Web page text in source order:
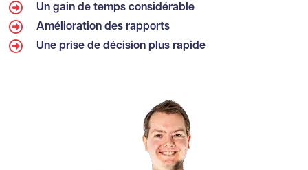
Un gain de temps considérable
Amélioration des rapports
Une prise de décision plus rapide